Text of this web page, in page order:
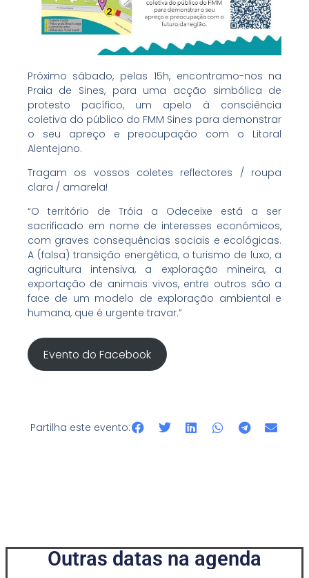
Próximo sábado, pelas 15h, encontramo-nos na
Praia de Sines, para uma acção simbólica de
protesto pacífico, um apelo à consciência
coletiva do público do FMM Sines para demonstrar
o seu apreço e preocupação com o Litoral
Alentejano.
Tragam os vossos coletes reflectores / roupa
clara / amarela!
“O território de Tróia a Odeceixe está a ser
sacrificado em nome de interesses económicos,
com graves consequências sociais e ecológicas.
A (falsa) transição energética, o turismo de luxo, a
agricultura intensiva, a exploração mineira, a
exportação de animais vivos, entre outros são a
face de um modelo de exploração ambiental e
humana, que é urgente travar.”
Evento do Facebook
Partilha este evento:
Outras datas na agenda